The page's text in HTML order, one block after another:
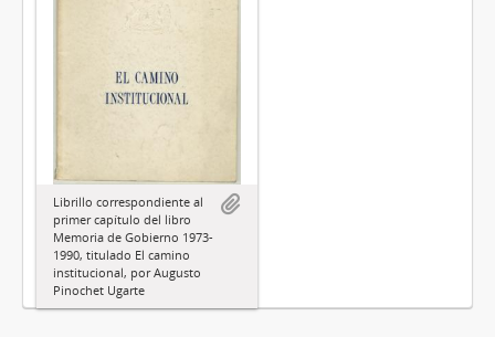
Librillo correspondiente al
primer capítulo del libro
Memoria de Gobierno 1973-
1990, titulado El camino
institucional, por Augusto
Pinochet Ugarte